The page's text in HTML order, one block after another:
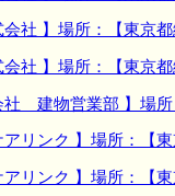
社 】場所：【東京
社 】場所：【東京
建物営業部 】場所
リンク 】場所：【東
リンク 】場所：【東